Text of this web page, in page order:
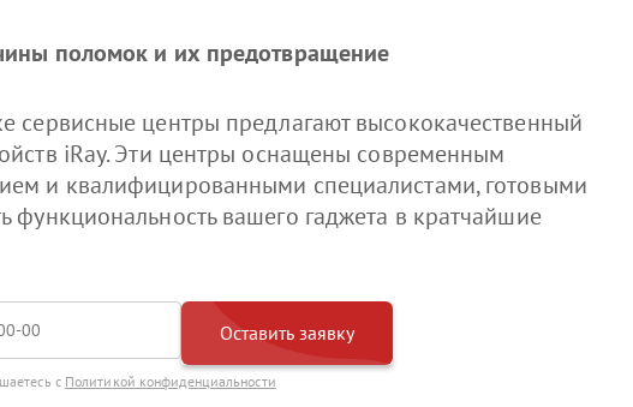
поломок и их предотвращение
сервисные центры предлагают высококачественный
iRay. Эти центры оснащены современным
и квалифицированными специалистами, готовыми
функциональность вашего гаджета в кратчайшие
Оставить заявку
с Политикой конфиденциальности